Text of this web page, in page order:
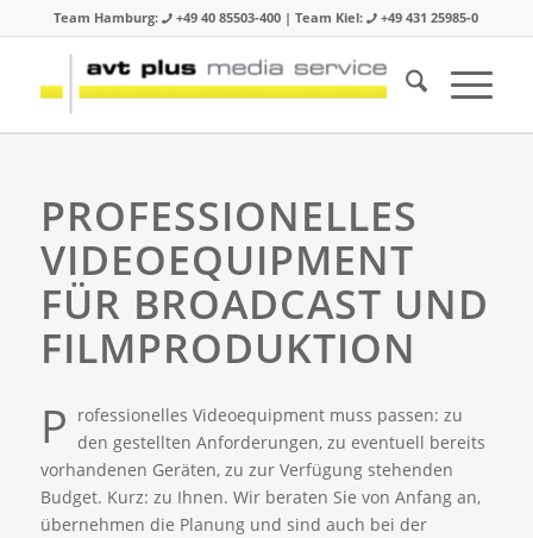
Team Hamburg: +49 40 85503-400 | Team Kiel: +49 431 25985-0
PROFESSIONELLES
VIDEOEQUIPMENT
FÜR BROADCAST UND
FILMPRODUKTION
P rofessionelles Videoequipment muss passen: zu
den gestellten Anforderungen, zu eventuell bereits
vorhandenen Geräten, zu zur Verfügung stehenden
Budget. Kurz: zu Ihnen. Wir beraten Sie von Anfang an,
übernehmen die Planung und sind auch bei der